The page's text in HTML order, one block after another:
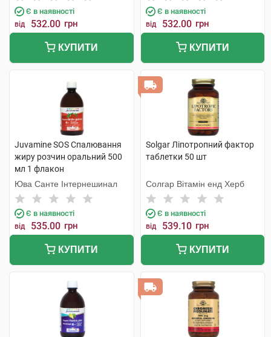
Є в наявності
від 532.00 грн
КУПИТИ
Є в наявності
від 532.00 грн
КУПИТИ
Juvamine SOS Спалювання
жиру розчин оральний 500
мл 1 флакон
Юва Санте Інтернешинал
Є в наявності
від 535.00 грн
КУПИТИ
Solgar Ліпотропний фактор
таблетки 50 шт
Солгар Вітамін енд Херб
Є в наявності
від 539.10 грн
КУПИТИ